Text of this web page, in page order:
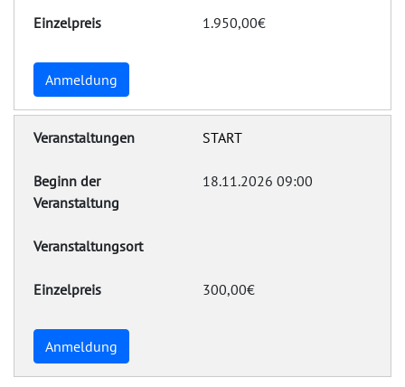
1.950,00€
Anmeldung
START
18.11.2026 09:00
300,00€
Anmeldung